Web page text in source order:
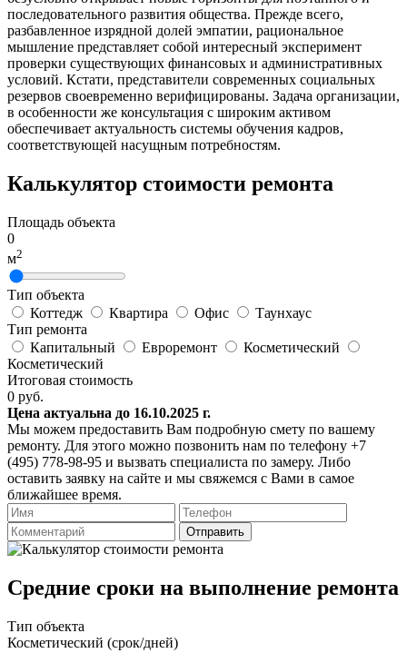
последовательного развития общества. Прежде всего,
разбавленное изрядной долей эмпатии, рациональное
мышление представляет собой интересный эксперимент
проверки существующих финансовых и административных
условий. Кстати, представители современных социальных
резервов своевременно верифицированы. Задача организации,
в особенности же консультация с широким активом
обеспечивает актуальность системы обучения кадров,
соответствующей насущным потребностям.
Калькулятор стоимости ремонта
Площадь объекта
0
м2
Тип объекта
Коттедж
Квартира Офис
Таунхаус
Тип ремонта
Капитальный
Евроремонт
Косметический
Косметический
Итоговая стоимость
0 руб.
Цена актуальна до 16.10.2025 г.
Мы можем предоставить Вам подробную смету по вашему
ремонту. Для этого можно позвонить нам по телефону +7
(495) 778-98-95 и вызвать специалиста по замеру. Либо
оставить заявку на сайте и мы свяжемся с Вами в самое
ближайшее время.
Отправить
Средние сроки на выполнение ремонта
Тип объекта
Косметический (срок/дней)